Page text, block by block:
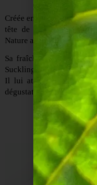
Créée en 2020 par
tête de la Maison
Nature a la particularité
Sa fraîcheur, sa
Suckling qui la classe
Il lui attribua
dégustation.